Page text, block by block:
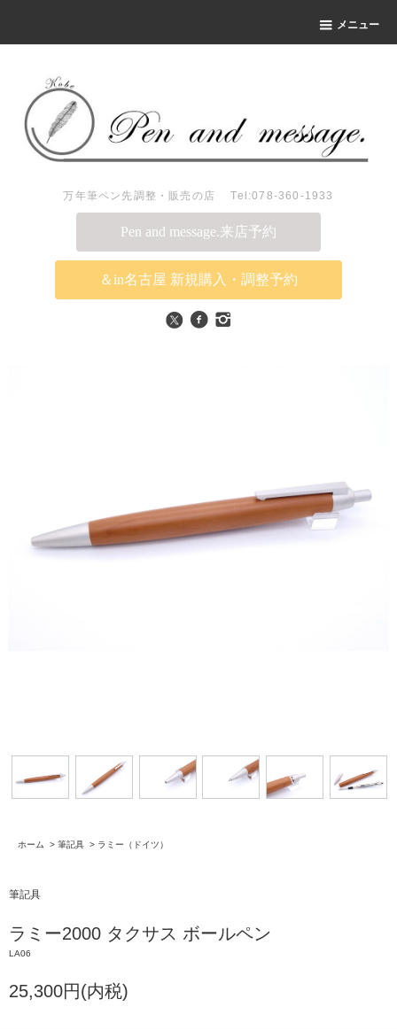
メニュー
万年筆ペン先調整・販売の店 Tel:078-360-1933
Pen and message.来店予約
＆in名古屋 新規購入・調整予約
ホーム > 筆記具 > ラミー（ドイツ）
筆記具
ラミー2000 タクサス ボールペン
LA06
25,300円(内税)